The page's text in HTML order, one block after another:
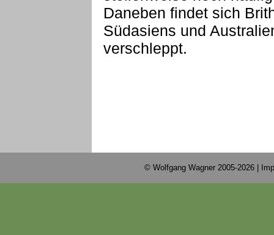
Daneben findet sich
Südasiens und
verschleppt.
© Wolfgang Wagner 2005-2026 |